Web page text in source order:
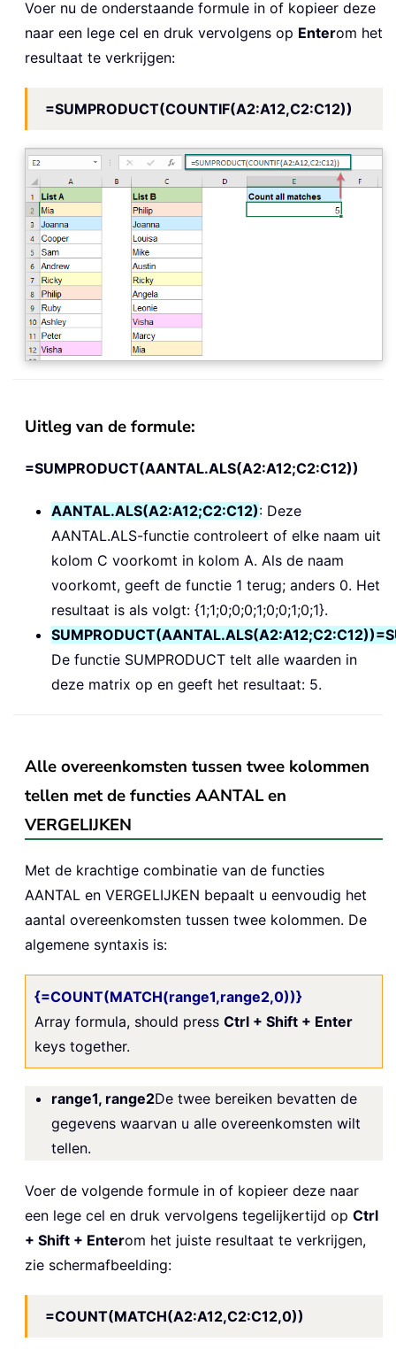
Voer nu de onderstaande formule in of kopieer deze
naar een lege cel en druk vervolgens op Enterom het
resultaat te verkrijgen:
=SUMPRODUCT(COUNTIF(A2:A12,C2:C12))
Uitleg van de formule:
=SUMPRODUCT(AANTAL.ALS(A2:A12;C2:C12))
AANTAL.ALS(A2:A12;C2:C12): Deze
AANTAL.ALS-functie controleert of elke naam uit
kolom C voorkomt in kolom A. Als de naam
voorkomt, geeft de functie 1 terug; anders 0. Het
resultaat is als volgt: {1;1;0;0;0;1;0;0;1;0;1}.
De functie SUMPRODUCT telt alle waarden in
deze matrix op en geeft het resultaat: 5.
Alle overeenkomsten tussen twee kolommen
tellen met de functies AANTAL en
VERGELIJKEN
Met de krachtige combinatie van de functies
AANTAL en VERGELIJKEN bepaalt u eenvoudig het
aantal overeenkomsten tussen twee kolommen. De
algemene syntaxis is:
{=COUNT(MATCH(range1,range2,0))}
Array formula, should press Ctrl + Shift + Enter
keys together.
range1, range2De twee bereiken bevatten de
gegevens waarvan u alle overeenkomsten wilt
tellen.
Voer de volgende formule in of kopieer deze naar
een lege cel en druk vervolgens tegelijkertijd op Ctrl
+ Shift + Enterom het juiste resultaat te verkrijgen,
zie schermafbeelding:
=COUNT(MATCH(A2:A12,C2:C12,0))